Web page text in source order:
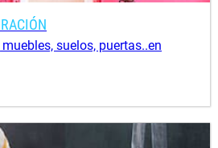
suelos, puertas..en